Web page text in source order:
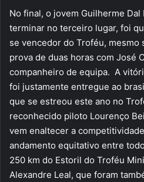
No final, o jovem Guilherme
terminar no terceiro lugar, foi
se vencedor do Troféu, mesmo
prova de duas horas com José
companheiro de equipa. A
foi justamente entregue ao
que se estreou este ano no
reconhecido piloto Lourenço
vem enaltecer a
andamento equitativo entre
250 km do Estoril do Troféu
Alexandre Leal, que foram